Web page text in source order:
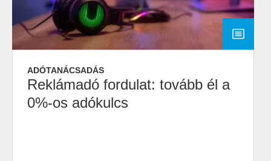
ADÓTANÁCSADÁS
Reklámadó fordulat: tovább él a
0%-os adókulcs